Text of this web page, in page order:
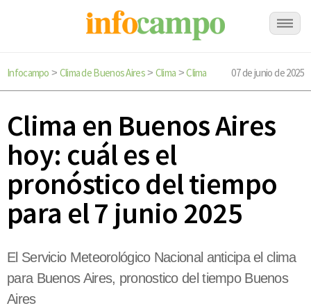
Infocampo > Clima de Buenos Aires> Clima >Clima 07 de junio de 2025
Clima en Buenos Aires
hoy: cuál es el
pronóstico del tiempo
para el 7 junio 2025
El Servicio Meteorológico Nacional anticipa el clima
para Buenos Aires, pronostico del tiempo Buenos
Aires